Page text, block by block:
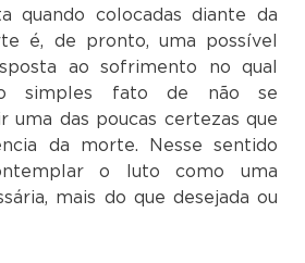
quando colocadas diante da
é, de pronto, uma possível
ao sofrimento no qual
simples fato de não se
uma das poucas certezas que
da morte. Nesse sentido
o luto como uma
mais do que desejada ou